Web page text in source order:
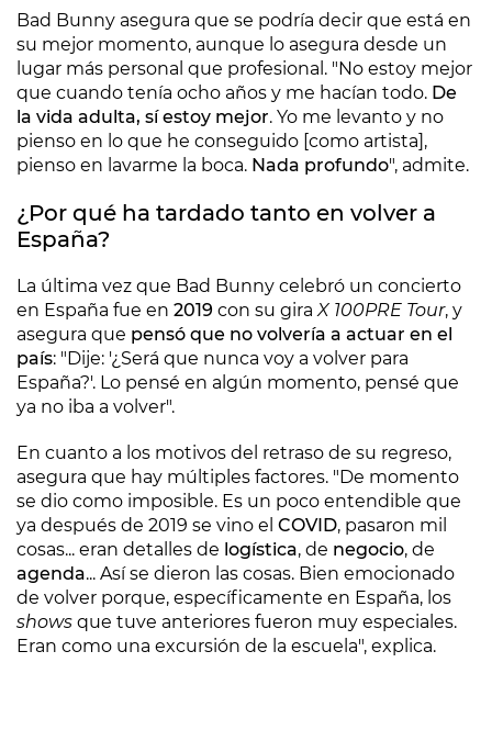
Bad Bunny asegura que se podría decir que está en
su mejor momento, aunque lo asegura desde un
lugar más personal que profesional. "No estoy mejor
que cuando tenía ocho años y me hacían todo. De
la vida adulta, sí estoy mejor. Yo me levanto y no
pienso en lo que he conseguido [como artista],
pienso en lavarme la boca. Nada profundo", admite.
¿Por qué ha tardado tanto en volver a
España?
La última vez que Bad Bunny celebró un concierto
en España fue en 2019 con su giraX 100PRE Tour, y
asegura que pensó que no volvería a actuar en el
país: "Dije: '¿Será que nunca voy a volver para
España?'. Lo pensé en algún momento, pensé que
ya no iba a volver".
En cuanto a los motivos del retraso de su regreso,
asegura que hay múltiples factores. "De momento
se dio como imposible. Es un poco entendible que
ya después de 2019 se vino el COVID, pasaron mil
cosas... eran detalles de logística, de negocio, de
agenda... Así se dieron las cosas. Bien emocionado
de volver porque, específicamente en España, los
shows que tuve anteriores fueron muy especiales.
Eran como una excursión de la escuela", explica.